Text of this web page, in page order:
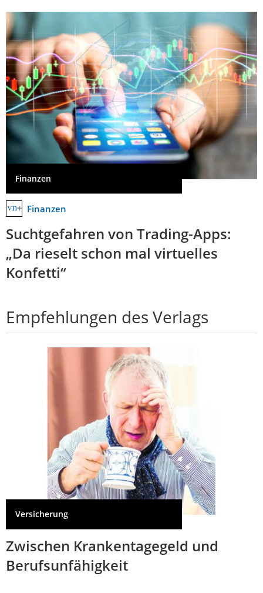
Finanzen
Finanzen
Suchtgefahren von Trading-Apps:
„Da rieselt schon mal virtuelles
Konfetti“
Empfehlungen des Verlags
Versicherung
Zwischen Krankentagegeld und
Berufsunfähigkeit